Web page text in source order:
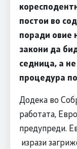
постои во
поради овие
закони да
седница, а
процедура
Додека во
работата,
предупреди.
изрази